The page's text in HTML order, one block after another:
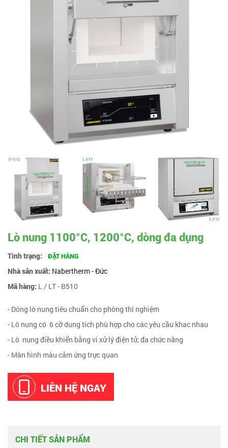
Lò nung 1100°C, 1200°C, dòng đa dụng
Tình trạng: ĐẶT HÀNG
Nhà sản xuất: Nabertherm - Đức
Mã hàng: L / LT - B510
- Dòng lò nung tiêu chuẩn cho phòng thí nghiệm
- Lò nung có 6 cỡ dung tích phù hợp cho các yêu cầu khac nhau
- Lò nung điều khiển bằng vi xử lý điện tử, đa chức năng
- Màn hình màu cảm ứng trực quan
LIÊN HỆ NGAY
CHI TIẾT SẢN PHẨM